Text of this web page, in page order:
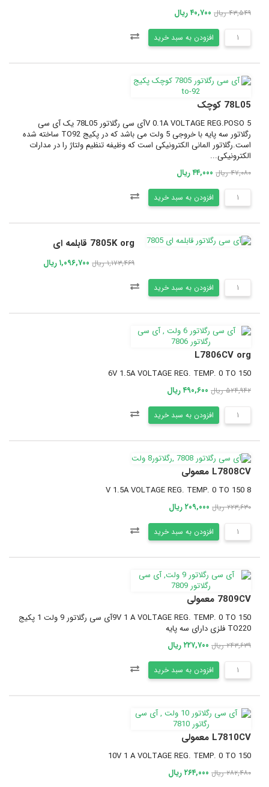
۴۳,۵۴۹ ریال ۴۰,۷۰۰ ریال
افزودن به سبد خرید
78L05 کوچک
5 V 0.1A VOLTAGE REG.POSOآی سی رگلاتور 78L05 یک آی سی
رگلاتور سه پایه با خروجی 5 ولت می باشد که در پکیج TO92 ساخته شده
است.رگلاتور المانی الکترونیکی است که وظیفه تنظیم ولتاژ را در مدارات
الکترونیکی...
۴۷,۰۸۰ ریال ۴۴,۰۰۰ ریال
افزودن به سبد خرید
7805K org قابلمه ای
۱,۱۷۳,۴۶۹ ریال ۱,۰۹۶,۷۰۰ ریال
افزودن به سبد خرید
L7806CV org
6V 1.5A VOLTAGE REG. TEMP. 0 TO 150
۵۲۴,۹۴۲ ریال ۴۹۰,۶۰۰ ریال
افزودن به سبد خرید
L7808CV معمولی
8 V 1.5A VOLTAGE REG. TEMP. 0 TO 150
۲۲۳,۶۳۰ ریال ۲۰۹,۰۰۰ ریال
افزودن به سبد خرید
7809CV معمولی
9V 1 A VOLTAGE REG. TEMP. 0 TO 150آی سی رگلاتور 9 ولت 1 پکیج
TO220 فلزی دارای سه پایه
۲۴۳,۶۳۹ ریال ۲۲۷,۷۰۰ ریال
افزودن به سبد خرید
L7810CV معمولی
10V 1 A VOLTAGE REG. TEMP. 0 TO 150
۲۸۲,۴۸۰ ریال ۲۶۴,۰۰۰ ریال